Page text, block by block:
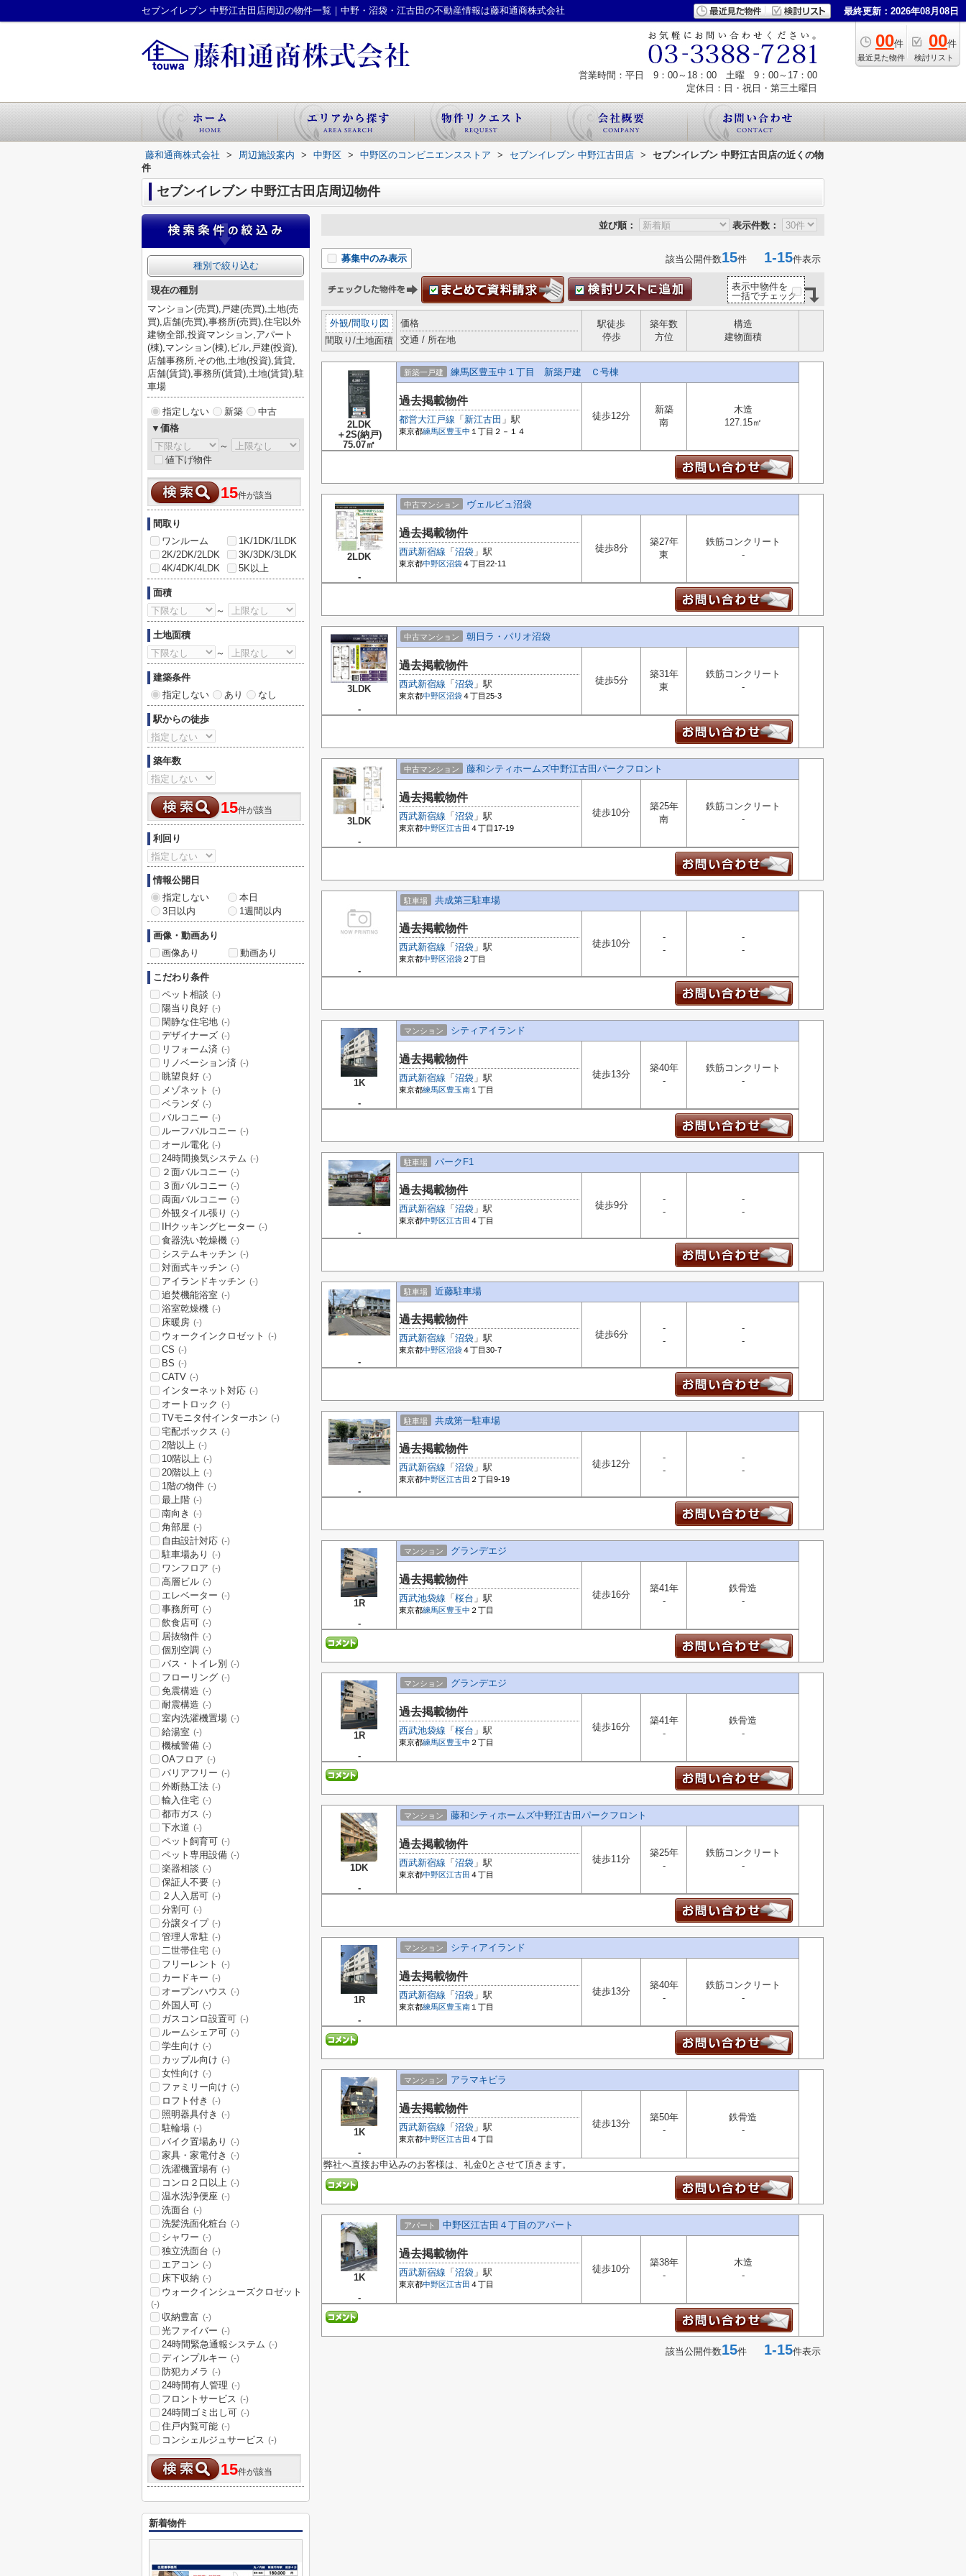
セブンイレブン 中野江古田店周辺の物件一覧｜中野・沼袋・江古田の不動産情報は藤和通商株式会社 最終更新：2026年08月08日
00件
最近見た物件
00件
検討リスト
営業時間：平日 9：00～18：00 土曜 9：00～17：00
定休日：日・祝日・第三土曜日
藤和通商株式会社 > 周辺施設案内 > 中野区 > 中野区のコンビニエンスストア > セブンイレブン 中野江古田店 >
セブンイレブン 中野江古田店の近くの物
件
セブンイレブン 中野江古田店周辺物件
並び順： 表示件数：
募集中のみ表示 該当公開件数15件 1-15件表示
表示中物件を
一括でチェック
外観/間取り図
間取り/土地面積
価格
交通 / 所在地
駅徒歩
停歩
築年数
方位
構造
建物面積
2LDK
＋2S(納戸)
75.07㎡
新築一戸建 練馬区豊玉中１丁目 新築戸建 Ｃ号棟
過去掲載物件
都営大江戸線 「 新江古田 」駅
東京都練馬区 豊玉中 １丁目２－１４
徒歩12分
新築
南
木造
127.15㎡
2LDK
-
中古マンション ヴェルビュ沼袋
過去掲載物件
西武新宿線 「 沼袋 」駅
東京都中野区沼袋４丁目22-11
徒歩8分
築27年
東
鉄筋コンクリート
-
3LDK
-
中古マンション 朝日ラ・パリオ沼袋
過去掲載物件
西武新宿線 「 沼袋 」駅
東京都中野区沼袋４丁目25-3
徒歩5分
築31年
東
鉄筋コンクリート
-
3LDK
-
中古マンション 藤和シティホームズ中野江古田パークフロント
過去掲載物件
西武新宿線 「 沼袋 」駅
東京都中野区江古田 ４丁目17-19
徒歩10分
築25年
南
鉄筋コンクリート
-
-
駐車場 共成第三駐車場
過去掲載物件
西武新宿線 「 沼袋 」駅
東京都中野区沼袋 ２丁目
徒歩10分
-
-
-
-
1K
-
マンション シティアイランド
過去掲載物件
西武新宿線 「 沼袋 」駅
東京都練馬区 豊玉南 １丁目
徒歩13分
築40年
-
鉄筋コンクリート
-
-
駐車場 パークF1
過去掲載物件
西武新宿線 「 沼袋 」駅
東京都中野区江古田 ４丁目
徒歩9分
-
-
-
-
-
駐車場 近藤駐車場
過去掲載物件
西武新宿線 「 沼袋 」駅
東京都中野区沼袋４丁目30-7
徒歩6分
-
-
-
-
-
駐車場 共成第一駐車場
過去掲載物件
西武新宿線 「 沼袋 」駅
東京都中野区江古田 ２丁目9-19
徒歩12分
-
-
-
-
1R
-
マンション グランデエジ
過去掲載物件
西武池袋線 「 桜台 」駅
東京都練馬区 豊玉中 ２丁目
徒歩16分
築41年
-
鉄骨造
-
1R
-
マンション グランデエジ
過去掲載物件
西武池袋線 「 桜台 」駅
東京都練馬区 豊玉中 ２丁目
徒歩16分
築41年
-
鉄骨造
-
1DK
-
マンション 藤和シティホームズ中野江古田パークフロント
過去掲載物件
西武新宿線 「 沼袋 」駅
東京都中野区江古田 ４丁目
徒歩11分
築25年
-
鉄筋コンクリート
-
1R
-
マンション シティアイランド
過去掲載物件
西武新宿線 「 沼袋 」駅
東京都練馬区 豊玉南 １丁目
徒歩13分
築40年
-
鉄筋コンクリート
-
1K
-
マンション アラマキビラ
過去掲載物件
西武新宿線 「 沼袋 」駅
東京都中野区江古田 ４丁目
徒歩13分
築50年
-
鉄骨造
-
弊社へ直接お申込みのお客様は、礼金0とさせて頂きます。
1K
-
アパート 中野区江古田４丁目のアパート
過去掲載物件
西武新宿線 「 沼袋 」駅
東京都中野区江古田 ４丁目
徒歩10分
築38年
-
木造
-
該当公開件数15件 1-15件表示
種別で絞り込む
現在の種別
マンション(売買),戸建(売買),土地(売
買),店舗(売買),事務所(売買),住宅以外
建物全部,投資マンション,アパート
(棟),マンション(棟),ビル,戸建(投資),
店舗事務所,その他,土地(投資),賃貸,
店舗(賃貸),事務所(賃貸),土地(賃貸),駐
車場
指定しない 新築
中古
▼価格
～
値下げ物件
15件が該当
間取り
ワンルーム
1K/1DK/1LDK
2K/2DK/2LDK
3K/3DK/3LDK
4K/4DK/4LDK
5K以上
面積
～
土地面積
～
建築条件
指定しない
あり なし
駅からの徒歩
築年数
15件が該当
利回り
情報公開日
指定しない
本日
3日以内
1週間以内
画像・動画あり
画像あり
動画あり
こだわり条件
ペット相談 (-)
陽当り良好 (-)
閑静な住宅地 (-)
デザイナーズ (-)
リフォーム済 (-)
リノベーション済 (-)
眺望良好 (-)
メゾネット (-)
ベランダ (-)
バルコニー (-)
ルーフバルコニー (-)
オール電化 (-)
24時間換気システム (-)
２面バルコニー (-)
３面バルコニー (-)
両面バルコニー (-)
外観タイル張り (-)
IHクッキングヒーター (-)
食器洗い乾燥機 (-)
システムキッチン (-)
対面式キッチン (-)
アイランドキッチン (-)
追焚機能浴室 (-)
浴室乾燥機 (-)
床暖房 (-)
ウォークインクロゼット (-)
CS (-)
BS (-)
CATV (-)
インターネット対応 (-)
オートロック (-)
TVモニタ付インターホン (-)
宅配ボックス (-)
2階以上 (-)
10階以上 (-)
20階以上 (-)
1階の物件 (-)
最上階 (-)
南向き (-)
角部屋 (-)
自由設計対応 (-)
駐車場あり (-)
ワンフロア (-)
高層ビル (-)
エレベーター (-)
事務所可 (-)
飲食店可 (-)
居抜物件 (-)
個別空調 (-)
バス・トイレ別 (-)
フローリング (-)
免震構造 (-)
耐震構造 (-)
室内洗濯機置場 (-)
給湯室 (-)
機械警備 (-)
OAフロア (-)
バリアフリー (-)
外断熱工法 (-)
輸入住宅 (-)
都市ガス (-)
下水道 (-)
ペット飼育可 (-)
ペット専用設備 (-)
楽器相談 (-)
保証人不要 (-)
２人入居可 (-)
分割可 (-)
分譲タイプ (-)
管理人常駐 (-)
二世帯住宅 (-)
フリーレント (-)
カードキー (-)
オープンハウス (-)
外国人可 (-)
ガスコンロ設置可 (-)
ルームシェア可 (-)
学生向け (-)
カップル向け (-)
女性向け (-)
ファミリー向け (-)
ロフト付き (-)
照明器具付き (-)
駐輪場 (-)
バイク置場あり (-)
家具・家電付き (-)
洗濯機置場有 (-)
コンロ２口以上 (-)
温水洗浄便座 (-)
洗面台 (-)
洗髪洗面化粧台 (-)
シャワー (-)
独立洗面台 (-)
エアコン (-)
床下収納 (-)
ウォークインシューズクロゼット
(-)
収納豊富 (-)
光ファイバー (-)
24時間緊急通報システム (-)
ディンプルキー (-)
防犯カメラ (-)
24時間有人管理 (-)
フロントサービス (-)
24時間ゴミ出し可 (-)
住戸内覧可能 (-)
コンシェルジュサービス (-)
15件が該当
新着物件